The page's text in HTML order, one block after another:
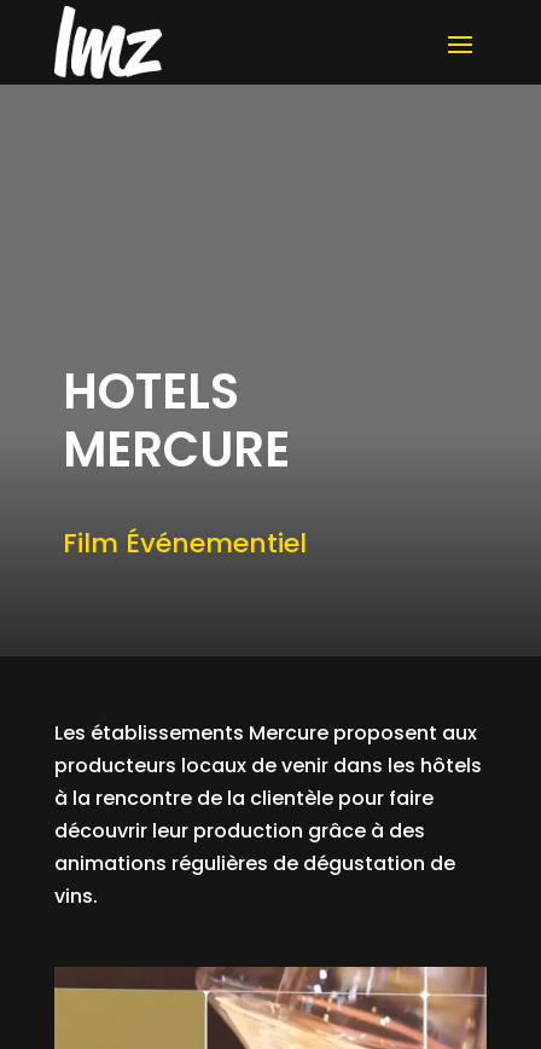
HOTELS
MERCURE
Film Événementiel
Les établissements Mercure proposent aux
producteurs locaux de venir dans les hôtels
à la rencontre de la clientèle pour faire
découvrir leur production grâce à des
animations régulières de dégustation de
vins.